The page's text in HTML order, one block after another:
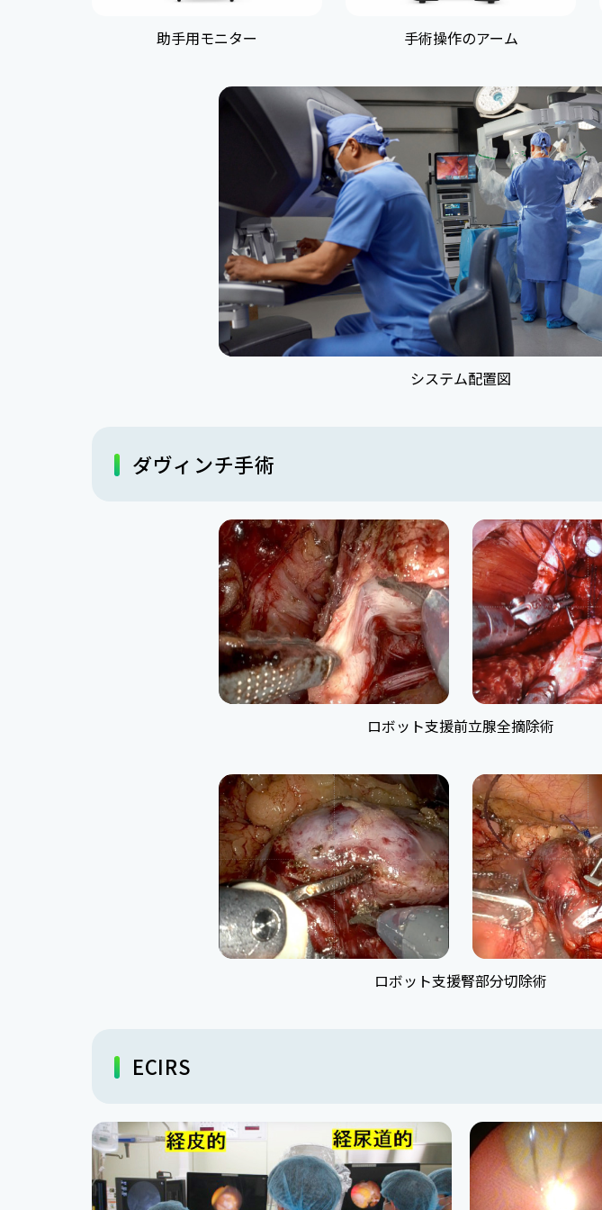
助手用モニター 手術操作のアーム
システム配置図
ダヴィンチ手術
ロボット支援前立腺全摘除術
ロボット支援腎部分切除術
ECIRS